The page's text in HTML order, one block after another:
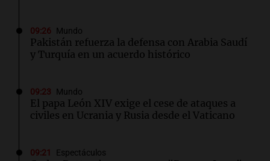
09:26 Mundo
Pakistán refuerza la defensa con Arabia Saudí
y Turquía en un acuerdo histórico
09:23 Mundo
El papa León XIV exige el cese de ataques a
civiles en Ucrania y Rusia desde el Vaticano
09:21 Espectáculos